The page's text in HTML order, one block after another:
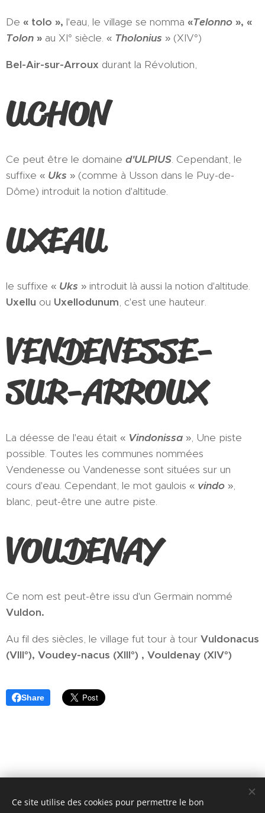
De « tolo », l'eau, le village se nomma «Telonno », «
Tolon » au XI° siècle. « Tholonius » (XIV°)
Bel-Air-sur-Arroux durant la Révolution,
UCHON
Ce peut être le domaine d'ULPIUS. Cependant, le
suffixe « Uks » (comme à Usson dans le Puy-de-
Dôme) introduit la notion d'altitude.
UXEAU
le suffixe « Uks » introduit là aussi la notion d'altitude.
Uxellu ou Uxellodunum, c'est une hauteur.
VENDENESSE-
SUR-ARROUX
La déesse de l'eau était « Vindonissa », Une piste
possible. Toutes les communes nommées
Vendenesse ou Vandenesse sont situées sur un
cours d'eau. Cependant, le mot gaulois « vindo »,
blanc, peut-être une autre piste.
VOUDENAY
Ce nom est peut-être issu d'un Germain nommé
Vuldon.
Au fil des siècles, le village fut tour à tour Vuldonacus
(VIII°), Voudey-nacus (XIII°) , Vouldenay (XIV°)
Share
Ce site utilise des cookies pour permettre le bon